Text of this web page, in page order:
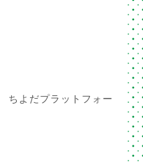
よだプラットフォー